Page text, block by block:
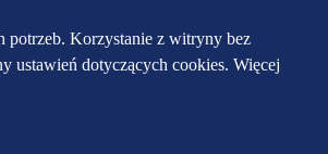
potrzeb. Korzystanie z witryny bez
ustawień dotyczących cookies. Więcej